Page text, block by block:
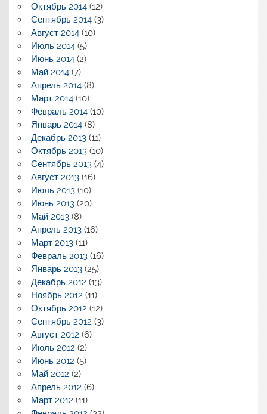
Октябрь 2014(12)
Сентябрь 2014(3)
Август 2014(10)
Июль 2014(5)
Июнь 2014(2)
Май 2014(7)
Апрель 2014(8)
Март 2014(10)
Февраль 2014(10)
Январь 2014(8)
Декабрь 2013(11)
Октябрь 2013(10)
Сентябрь 2013(4)
Август 2013(16)
Июль 2013(10)
Июнь 2013(20)
Май 2013(8)
Апрель 2013(16)
Март 2013(11)
Февраль 2013(16)
Январь 2013(25)
Декабрь 2012 (13)
Ноябрь 2012 (11)
Октябрь 2012 (12)
Сентябрь 2012 (3)
Август 2012 (6)
Июль 2012 (2)
Июнь 2012 (5)
Май 2012 (2)
Апрель 2012 (6)
Март 2012 (11)